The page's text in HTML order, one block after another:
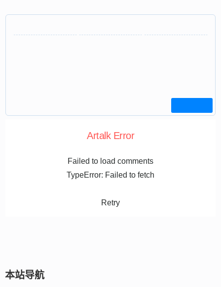
Artalk Error
Failed to load comments
TypeError: Failed to fetch
Retry
本站导航